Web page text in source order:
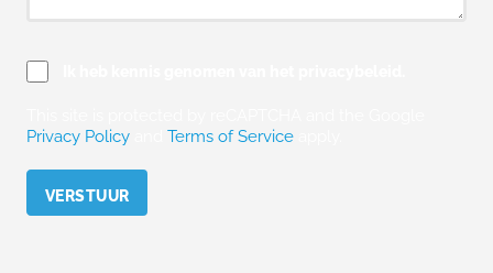
Privacy Policy
Terms of Service